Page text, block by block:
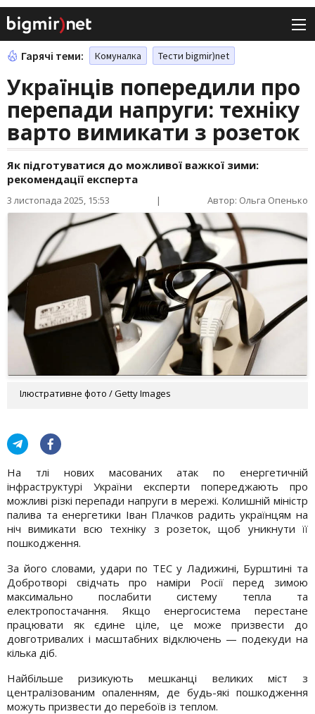
Гарячі теми: Комуналка Тести bigmir)net
Українців попередили про
перепади напруги: техніку
варто вимикати з розеток
Як підготуватися до можливої важкої зими:
рекомендації експерта
3 листопада 2025, 15:53 | Автор: Ольга Опенько
Ілюстративне фото / Getty Images
На тлі нових масованих атак по енергетичній
інфраструктурі України експерти попереджають про
можливі різкі перепади напруги в мережі. Колишній міністр
палива та енергетики Іван Плачков радить українцям на
ніч вимикати всю техніку з розеток, щоб уникнути її
пошкодження.
За його словами, удари по ТЕС у Ладижині, Бурштині та
Добротворі свідчать про наміри Росії перед зимою
максимально послабити систему тепла та
електропостачання. Якщо енергосистема перестане
працювати як єдине ціле, це може призвести до
довготривалих і масштабних відключень — подекуди на
кілька діб.
Найбільше ризикують мешканці великих міст з
централізованим опаленням, де будь-які пошкодження
можуть призвести до перебоїв із теплом.